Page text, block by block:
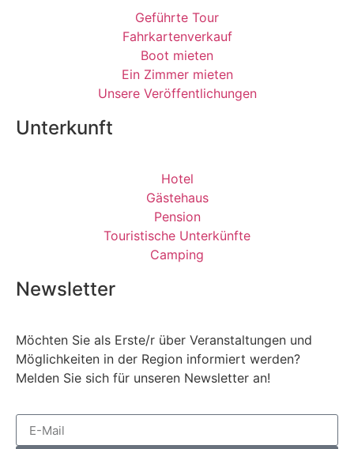
Geführte Tour
Fahrkartenverkauf
Boot mieten
Ein Zimmer mieten
Unsere Veröffentlichungen
Unterkunft
Hotel
Gästehaus
Pension
Touristische Unterkünfte
Camping
Newsletter
Möchten Sie als Erste/r über Veranstaltungen und
Möglichkeiten in der Region informiert werden?
Melden Sie sich für unseren Newsletter an!